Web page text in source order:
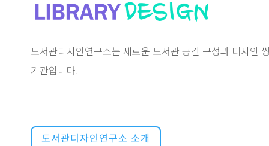
도서관디자인연구소는 새로운 도서관 공간 구성과 디자인
기관입니다.
도서관디자인연구소 소개